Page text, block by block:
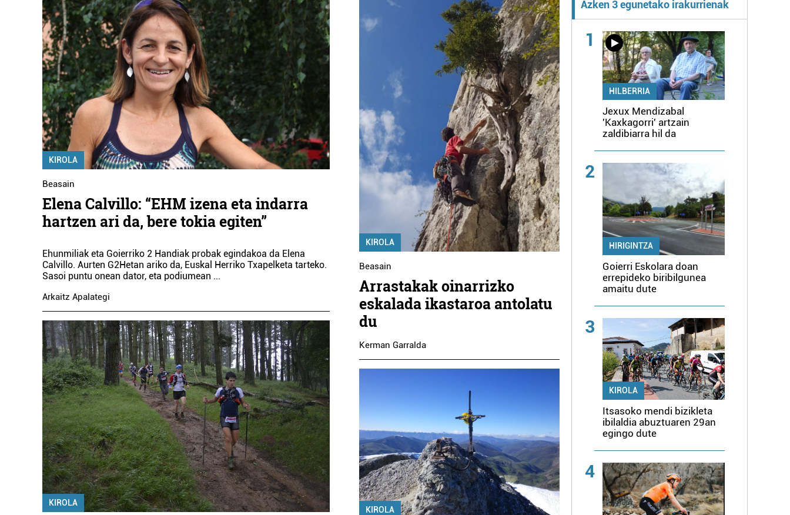
KIROLA
Beasain
Elena Calvillo: “EHM izena eta indarra
hartzen ari da, bere tokia egiten”
Ehunmiliak eta Goierriko 2 Handiak probak egindakoa da Elena
Calvillo. Aurten G2Hetan ariko da, Euskal Herriko Txapelketa tarteko.
Sasoi puntu onean dator, eta podiumean ...
Arkaitz Apalategi
KIROLA
KIROLA
Beasain
Arrastakak oinarrizko
eskalada ikastaroa antolatu
du
Kerman Garralda
KIROLA
Azken 3 egunetako irakurrienak
1
HILBERRIA
Jexux Mendizabal
'Kaxkagorri' artzain
zaldibiarra hil da
2
HIRIGINTZA
Goierri Eskolara doan
errepideko biribilgunea
amaitu dute
3
KIROLA
Itsasoko mendi bizikleta
ibilaldia abuztuaren 29an
egingo dute
4